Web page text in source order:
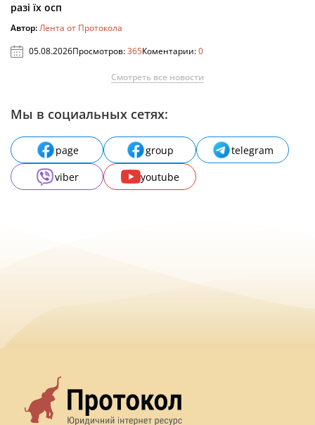
разі їх осп
Автор:Лента от Протокола
05.08.2026Просмотров:365Коментарии:0
Смотреть все новости
Мы в социальных сетях:
page group
telegram
viber
youtube